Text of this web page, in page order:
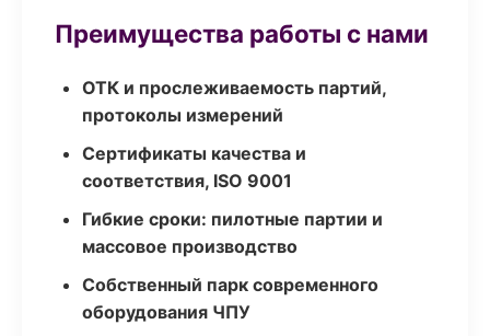
Преимущества работы с нами
ОТК и прослеживаемость партий,
протоколы измерений
Сертификаты качества и
соответствия, ISO 9001
Гибкие сроки: пилотные партии и
массовое производство
Собственный парк современного
оборудования ЧПУ